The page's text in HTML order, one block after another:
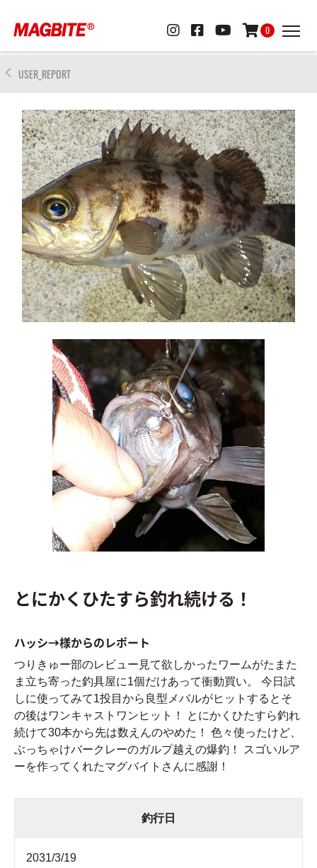
0
USER_REPORT
とにかくひたすら釣れ続ける！
ハッシ→様からのレポート
つりきゅー部のレビュー見て欲しかったワームがたまた
ま立ち寄った釣具屋に1個だけあって衝動買い。 今日試
しに使ってみて1投目から良型メバルがヒットするとそ
の後はワンキャストワンヒット！ とにかくひたすら釣れ
続けて30本から先は数えんのやめた！ 色々使ったけど、
ぶっちゃけバークレーのガルプ越えの爆釣！ スゴいルア
ーを作ってくれたマグバイトさんに感謝！
釣行日
2031/3/19